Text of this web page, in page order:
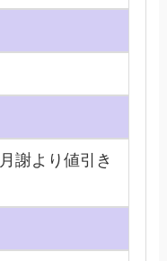
謝より値引き